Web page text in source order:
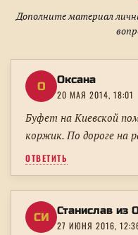
Дополните материал
О Оксана
20 МАЯ 2014, 18:01
Буфет на Киевской
коржик. По дороге на
ОТВЕТИТЬ
СИ Станислав из
27 ИЮНЯ 2016,